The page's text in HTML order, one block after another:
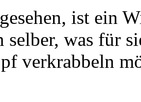
ist ein
selber, was für
verkrabbeln